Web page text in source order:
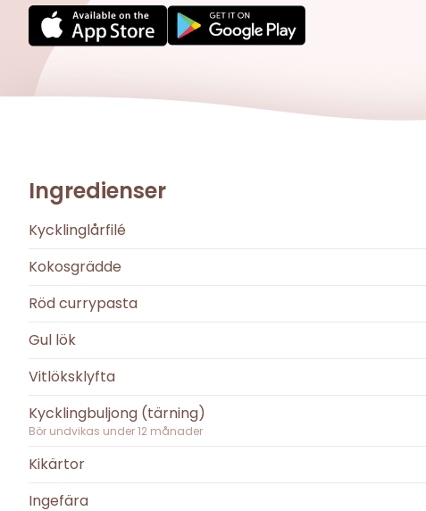
Ingredienser
Kycklinglårfilé
Kokosgrädde
Röd currypasta
Gul lök
Vitlöksklyfta
Kycklingbuljong (tärning)
Bör undvikas under12 månader
Kikärtor
Ingefära